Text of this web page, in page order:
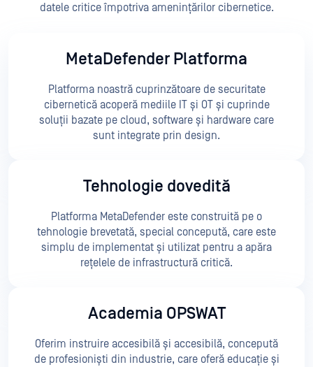
datele critice împotriva amenințărilor cibernetice.
MetaDefender Platforma
Platforma noastră cuprinzătoare de securitate
cibernetică acoperă mediile IT și OT și cuprinde
soluții bazate pe cloud, software și hardware care
sunt integrate prin design.
Tehnologie dovedită
Platforma MetaDefender este construită pe o
tehnologie brevetată, special concepută, care este
simplu de implementat și utilizat pentru a apăra
rețelele de infrastructură critică.
Academia OPSWAT
Oferim instruire accesibilă și accesibilă, concepută
de profesioniști din industrie, care oferă educație și